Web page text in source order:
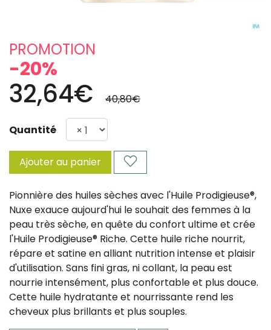
PROMOTION
-20%
32,64€ 40,80€
Quantité
Ajouter au panier
Pionnière des huiles sèches avec l'Huile Prodigieuse®,
Nuxe exauce aujourd'hui le souhait des femmes à la
peau très sèche, en quête du confort ultime et crée
l'Huile Prodigieuse® Riche. Cette huile riche nourrit,
répare et satine en alliant nutrition intense et plaisir
d'utilisation. Sans fini gras, ni collant, la peau est
nourrie intensément, plus confortable et plus douce.
Cette huile hydratante et nourrissante rend les
cheveux plus brillants et plus souples.